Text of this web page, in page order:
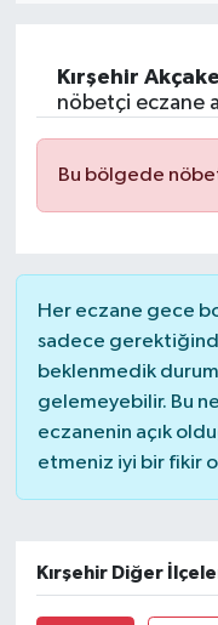
Kırşehir
nöbetçi eczane
Bu bölgede
Her eczane gece
sadece
beklenmedik
gelemeyebilir. Bu
eczanenin açık
etmeniz iyi bir fikir
Kırşehir Diğer
Sağlık